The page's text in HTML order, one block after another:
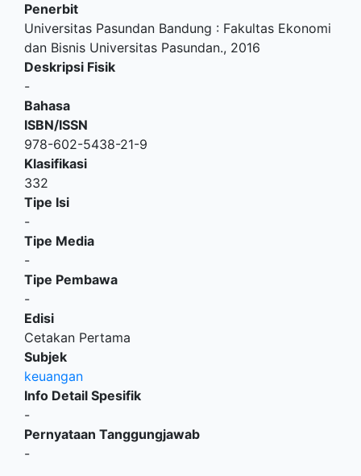
Penerbit
Universitas Pasundan Bandung : Fakultas Ekonomi
dan Bisnis Universitas Pasundan., 2016
Deskripsi Fisik
-
Bahasa
ISBN/ISSN
978-602-5438-21-9
Klasifikasi
332
Tipe Isi
-
Tipe Media
-
Tipe Pembawa
-
Edisi
Cetakan Pertama
Subjek
keuangan
Info Detail Spesifik
-
Pernyataan Tanggungjawab
-